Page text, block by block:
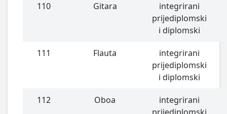
110 Gitara
integrirani
prijediplomski
i diplomski
111 Flauta
integrirani
prijediplomski
i diplomski
112 Oboa
integrirani